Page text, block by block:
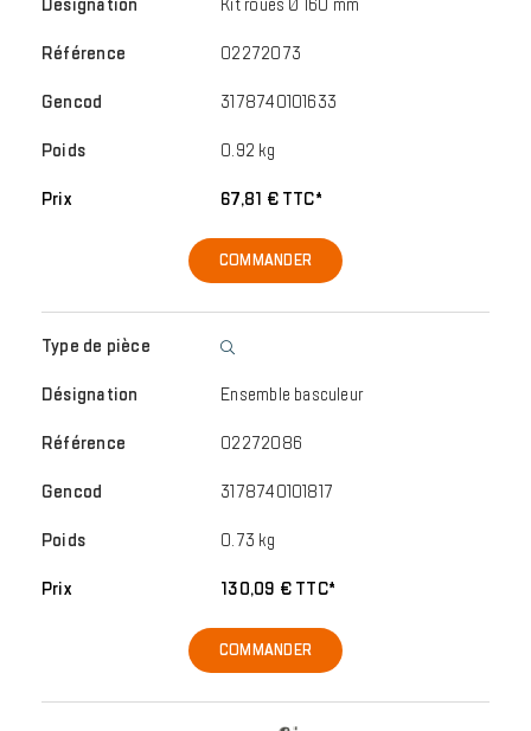
Kit roues Ø 160 mm
02272073
3178740101633
0.92 kg
67,81 € TTC*
COMMANDER
Ensemble basculeur
02272086
3178740101817
0.73 kg
130,09 € TTC*
COMMANDER